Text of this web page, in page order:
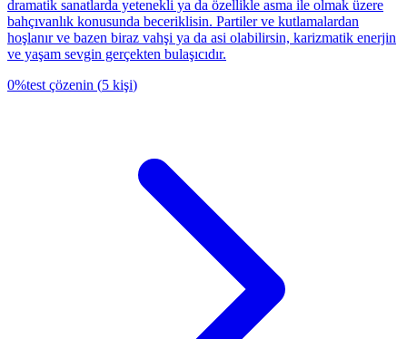
dramatik sanatlarda yetenekli ya da özellikle asma ile olmak üzere
bahçıvanlık konusunda beceriklisin. Partiler ve kutlamalardan
hoşlanır ve bazen biraz vahşi ya da asi olabilirsin, karizmatik enerjin
ve yaşam sevgin gerçekten bulaşıcıdır.
0%test çözenin (5 kişi)